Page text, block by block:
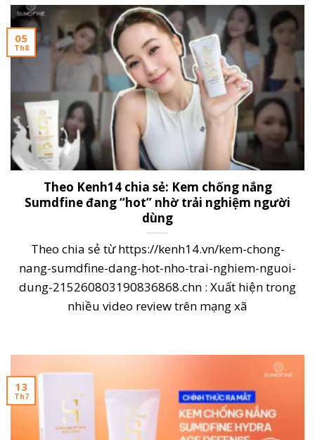
Theo Kenh14 chia sẻ: Kem chống nắng
Sumdfine đang “hot” nhờ trải nghiệm người
dùng
Theo chia sẻ từ https://kenh14.vn/kem-chong-
nang-sumdfine-dang-hot-nho-trai-nghiem-nguoi-
dung-215260803190836868.chn : Xuất hiện trong
nhiều video review trên mạng xã
05
Th8
13
Th7